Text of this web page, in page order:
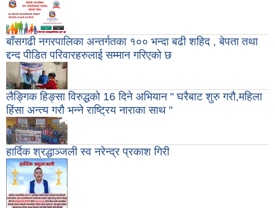
बाँसगढी नगरपालिका अन्तर्गतका १०० भन्दा बढी शहिद , बेपता तथा
द्दन्द पीडित परिवारहरुलाई सम्मान गरिएको छ
लैङ्गिक हिङ्सा विरुद्धको 16 दिने अभियान " घरैबाट शुरु गरौ,महिला
हिंसा अन्त्य गरौ भन्ने राष्ट्रिय नाराका साथ "
हार्दिक श्रद्धाञ्जली स्व नरेन्द्र प्रकाश गिरी